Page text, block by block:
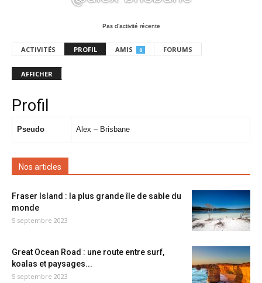
Pas d’activité récente
ACTIVITÉS PROFIL AMIS 0 FORUMS
AFFICHER
Profil
Pseudo Alex – Brisbane
Nos articles
Fraser Island : la plus grande île de sable du
monde
5 septembre 2023
Great Ocean Road : une route entre surf,
koalas et paysages...
5 septembre 2023